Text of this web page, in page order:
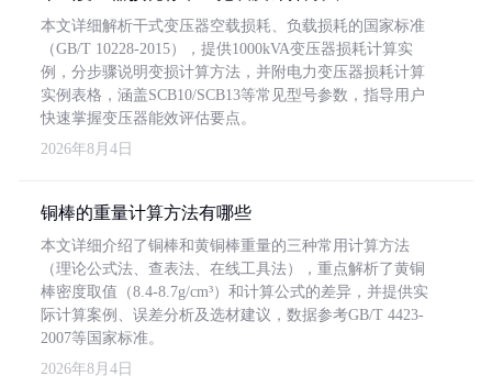
本文详细解析干式变压器空载损耗、负载损耗的国家标准
（GB/T 10228-2015），提供1000kVA变压器损耗计算实
例，分步骤说明变损计算方法，并附电力变压器损耗计算
实例表格，涵盖SCB10/SCB13等常见型号参数，指导用户
快速掌握变压器能效评估要点。
2026年8月4日
铜棒的重量计算方法有哪些
本文详细介绍了铜棒和黄铜棒重量的三种常用计算方法
（理论公式法、查表法、在线工具法），重点解析了黄铜
棒密度取值（8.4-8.7g/cm³）和计算公式的差异，并提供实
际计算案例、误差分析及选材建议，数据参考GB/T 4423-
2007等国家标准。
2026年8月4日